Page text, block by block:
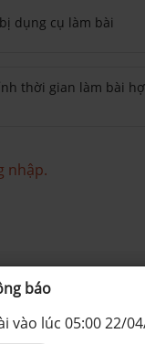
dụng cụ làm bài
thời gian làm bài
nhập.
báo
vào lúc 05:00 22/